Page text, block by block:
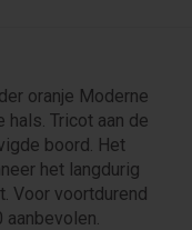
oranje Moderne
hals. Tricot aan de
boord. Het
het langdurig
Voor voortdurend